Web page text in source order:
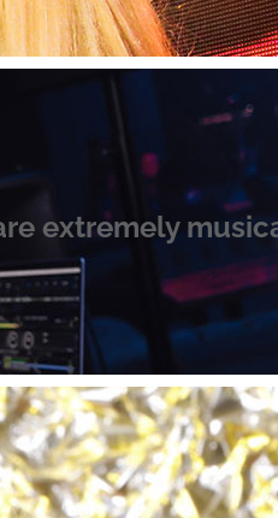
extremely